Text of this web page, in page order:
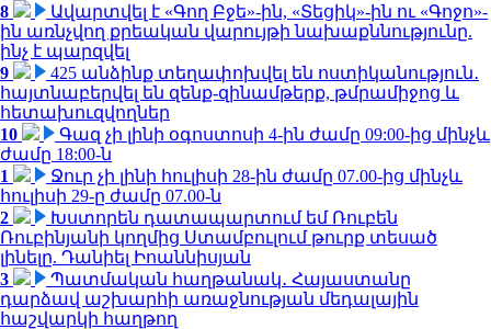
8
Ավարտվել է «Գող Բջե»-ին, «Տեցիկ»-ին ու «Գոջո»-
ին առնչվող քրեական վարույթի նախաքննությունը.
ինչ է պարզվել
9
425 անձինք տեղափոխվել են ոստիկանություն․
հայտնաբերվել են զենք-զինամթերք, թմրամիջոց և
հետախուզվողներ
10
Գազ չի լինի օգոստոսի 4-ին ժամը 09:00-ից մինչև
ժամը 18:00-ն
1
Ջուր չի լինի հուլիսի 28-ին ժամը 07.00-ից մինչև
հուլիսի 29-ը ժամը 07.00-ն
2
Խստորեն դատապարտում եմ Ռուբեն
Ռուբինյանի կողմից Ստամբուլում թուրք տեսած
լինելը. Դանիել Իոաննիսյան
3
Պատմական հաղթանակ․ Հայաստանը
դարձավ աշխարհի առաջնության մեդալային
հաշվարկի հաղթող